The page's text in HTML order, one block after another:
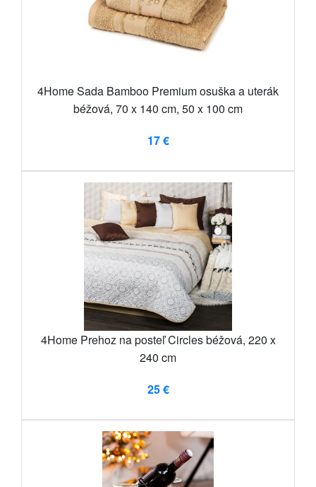
4Home Sada Bamboo Premium osuška a uterák
béžová, 70 x 140 cm, 50 x 100 cm
17 €
4Home Prehoz na posteľ Circles béžová, 220 x
240 cm
25 €